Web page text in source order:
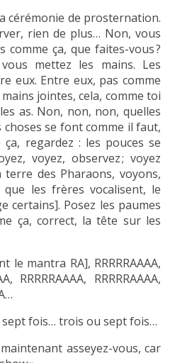
cérémonie de prosternation.
rien de plus… Non, vous
comme ça, que faites-vous ?
mettez les mains. Les
eux. Entre eux, pas comme
jointes, cela, comme toi
as. Non, non, non, quelles
choses se font comme il faut,
regardez : les pouces se
voyez, observez ; voyez
des Pharaons, voyons,
les frères vocalisent, le
certains]. Posez les paumes
ça, correct, la tête sur les
mantra RA], RRRRRAAAA,
RRRRRAAAA, RRRRRAAAA,
fois… trois ou sept fois…
asseyez-vous, car